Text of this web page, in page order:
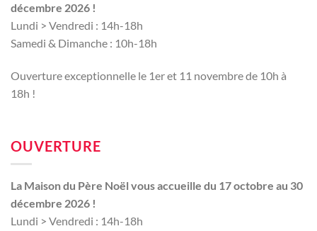
décembre 2026 !
Lundi > Vendredi : 14h-18h
Samedi & Dimanche : 10h-18h
Ouverture exceptionnelle le 1er et 11 novembre de 10h à
18h !
OUVERTURE
La Maison du Père Noël vous accueille du 17 octobre au 30
décembre 2026 !
Lundi > Vendredi : 14h-18h